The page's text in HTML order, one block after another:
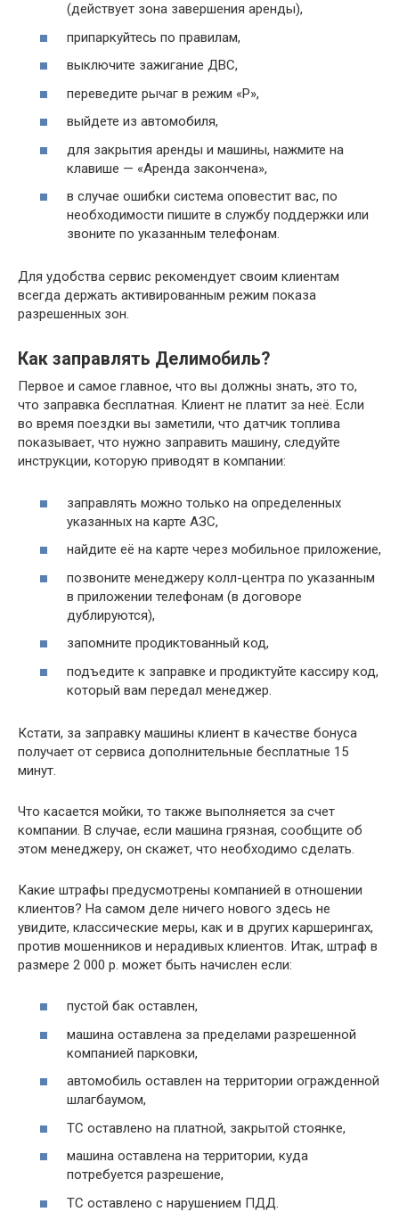
(действует зона завершения аренды),
припаркуйтесь по правилам,
выключите зажигание ДВС,
переведите рычаг в режим «Р»,
выйдете из автомобиля,
для закрытия аренды и машины, нажмите на
клавише — «Аренда закончена»,
в случае ошибки система оповестит вас, по
необходимости пишите в службу поддержки или
звоните по указанным телефонам.
Для удобства сервис рекомендует своим клиентам
всегда держать активированным режим показа
разрешенных зон.
Как заправлять Делимобиль?
Первое и самое главное, что вы должны знать, это то,
что заправка бесплатная. Клиент не платит за неё. Если
во время поездки вы заметили, что датчик топлива
показывает, что нужно заправить машину, следуйте
инструкции, которую приводят в компании:
заправлять можно только на определенных
указанных на карте АЗС,
найдите её на карте через мобильное приложение,
позвоните менеджеру колл-центра по указанным
в приложении телефонам (в договоре
дублируются),
запомните продиктованный код,
подъедите к заправке и продиктуйте кассиру код,
который вам передал менеджер.
Кстати, за заправку машины клиент в качестве бонуса
получает от сервиса дополнительные бесплатные 15
минут.
Что касается мойки, то также выполняется за счет
компании. В случае, если машина грязная, сообщите об
этом менеджеру, он скажет, что необходимо сделать.
Какие штрафы предусмотрены компанией в отношении
клиентов? На самом деле ничего нового здесь не
увидите, классические меры, как и в других каршерингах,
против мошенников и нерадивых клиентов. Итак, штраф в
размере 2 000 р. может быть начислен если:
пустой бак оставлен,
машина оставлена за пределами разрешенной
компанией парковки,
автомобиль оставлен на территории огражденной
шлагбаумом,
ТС оставлено на платной, закрытой стоянке,
машина оставлена на территории, куда
потребуется разрешение,
ТС оставлено с нарушением ПДД.